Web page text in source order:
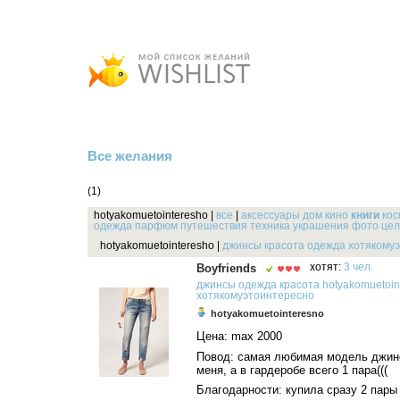
Все желания
(1)
hotyakomuetointeresho все аксессуары дом кино книги
одежда парфюм путешествия техника украшения фото
hotyakomuetointeresho
джинсы красота одежда
Boyfriends хотят: 3 чел.
джинсы одежда красота
хотякомуэтоинтересно
hotyakomuetointeresno
Цена: max 2000
Повод: самая любимая модель
меня, а в гардеробе всего 1 пара(((
Благодарности: купила сразу 2